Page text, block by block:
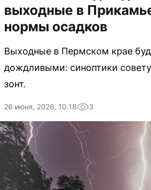
выходные в
нормы осадков
Выходные в Пермском крае
дождливыми: синоптики
зонт.
26 июня, 2026, 10:18 3